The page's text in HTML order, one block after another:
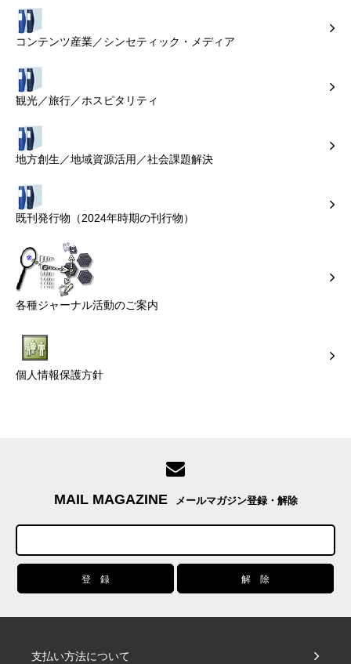
コンテンツ産業／シンセティック・メディア
観光／旅行／ホスピタリティ
地方創生／地域資源活用／社会課題解決
既刊発行物（2024年時期の刊行物）
各種ジャーナル活動のご案内
個人情報保護方針
MAIL MAGAZINE メールマガジン登録・解除
支払い方法について